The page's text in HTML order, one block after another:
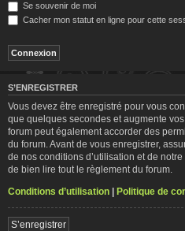
Se souvenir de moi
Cacher mon statut en ligne pour cette
S’ENREGISTRER
Vous devez être enregistré pour vous
que quelques secondes et augmente
forum peut également accorder des
du forum. Avant de vous enregistrer,
de nos conditions d’utilisation et de
de bien lire tout le règlement du forum.
Conditions d’utilisation | Politique de
S’enregistrer